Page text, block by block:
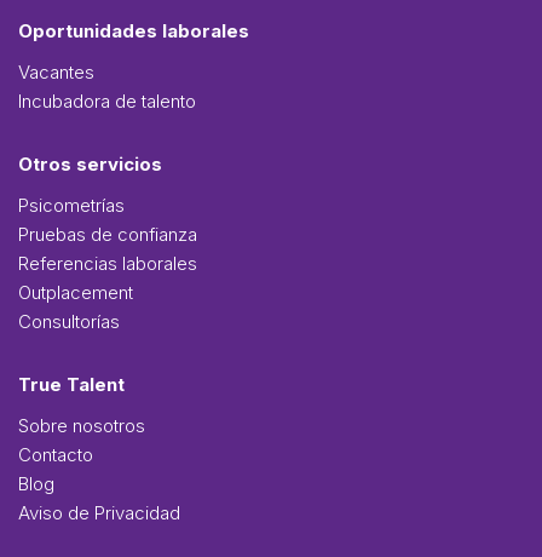
Oportunidades laborales
Vacantes
Incubadora de talento
Otros servicios
Psicometrías
Pruebas de confianza
Referencias laborales
Outplacement
Consultorías
True Talent
Sobre nosotros
Contacto
Blog
Aviso de Privacidad